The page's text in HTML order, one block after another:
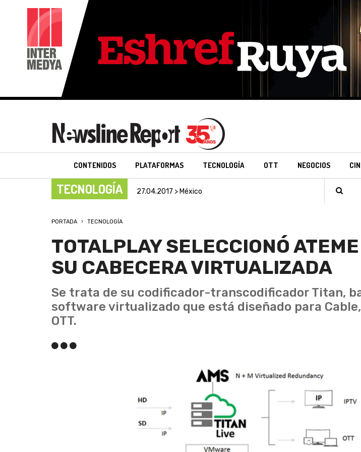
CONTENIDOS PLATAFORMAS TECNOLOGÍA OTT NEGOCIOS
TECNOLOGÍA 27.04.2017 > México
PORTADA TECNOLOGÍA
TOTALPLAY SELECCIONÓ
SU CABECERA VIRTUALIZADA
Se trata de su codificador-transcodificador Titan,
software virtualizado que está diseñado para Cable,
OTT.